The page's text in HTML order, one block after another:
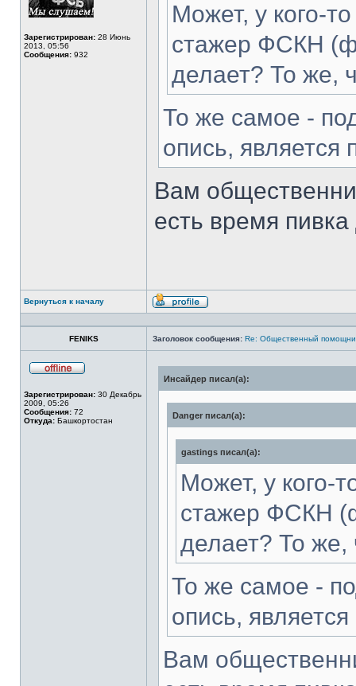
Зарегистрирован: 28 Июнь
2013, 05:56
Сообщения: 932
Может, у кого-
стажер ФСКН
делает? То же,
То же самое -
опись, является
Вам
есть время
Вернуться к началу
Профиль
FENIKS Заголовок сообщения: Re: Общественный
сети
Зарегистрирован: 30 Декабрь
2009, 05:26
Сообщения: 72
Откуда: Башкортостан
Инсайдер писал(а):
Danger писал(а):
gastings писал(а):
Может, у кого-
стажер ФСКН
делает? То
То же самое -
опись,
Вам